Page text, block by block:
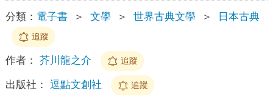
分類： 電子書 ＞ 文學 ＞ 世界古典文學 ＞ 日本古典
追蹤
作者： 芥川龍之介 追蹤
出版社： 逗點文創社 追蹤